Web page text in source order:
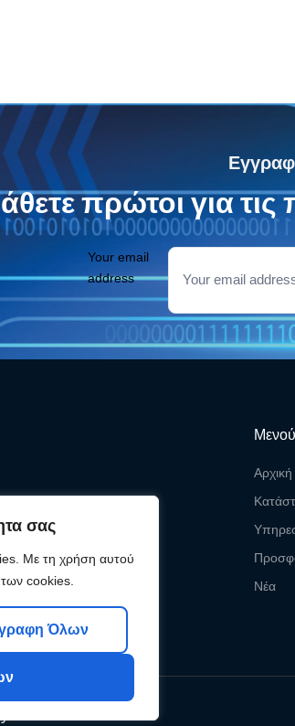
σας
Με τη χρήση αυτού
cookies.
Όλων
πρώτοι για
Your email
address
Μενού
Αρχική
Νέα